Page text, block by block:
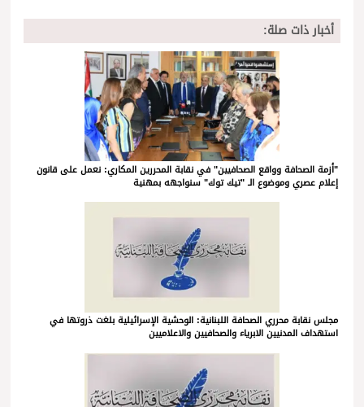
أخبار ذات صلة:
"أزمة الصحافة وواقع الصحافيين" في نقابة المحررين المكاري: نعمل على قانون
إعلام عصري وموضوع الـ "تيك توك" سنواجهه بمهنية
مجلس نقابة محرري الصحافة اللبنانية: الوحشية الإسرائيلية بلغت ذروتها في
استهداف المدنيين الابرياء والصحافيين والاعلاميين